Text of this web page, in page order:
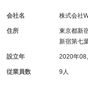
会社名 株式会社
住所
東京都新
新宿第七
設立年 2020年08
従業員数 9人